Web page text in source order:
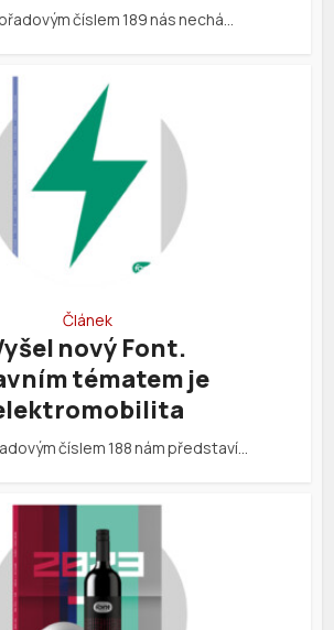
číslem 189 nás nechá…
Článek
nový Font.
tématem je
číslem 188 nám představí…